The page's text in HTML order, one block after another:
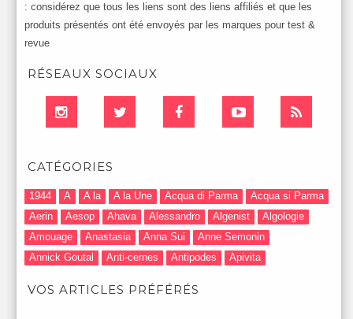
: considérez que tous les liens sont des liens affiliés et que les
produits présentés ont été envoyés par les marques pour test &
revue
RÉSEAUX SOCIAUX
CATÉGORIES
1944 A A la A la Une Acqua di Parma
Acqua si Parma
Aerin
Aesop Ahava Alessandro Algenist
Algologie
Amouage
Anastasia Anna Sui
Anne Semonin
Annick Goutal
Anti-cernes Antipodes
Apivita
VOS ARTICLES PRÉFÉRÉS